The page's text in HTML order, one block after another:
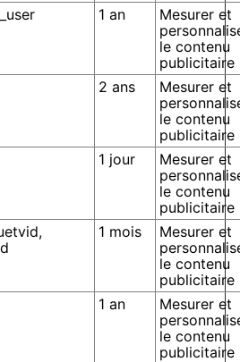
1 an
Mesurer et
le contenu
publicitaire
2 ans
Mesurer et
le contenu
publicitaire
1 jour
Mesurer et
le contenu
publicitaire
1 mois
Mesurer et
le contenu
publicitaire
1 an
Mesurer et
le contenu
publicitaire